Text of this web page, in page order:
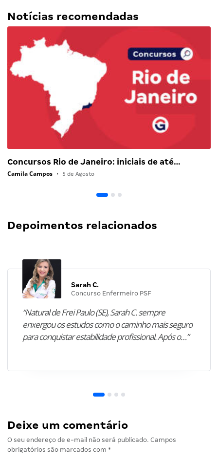
Notícias recomendadas
Concursos Rio de Janeiro: iniciais de até…
Camila Campos • 5 de Agosto
Depoimentos relacionados
Sarah C.
Concurso Enfermeiro PSF
“Natural de Frei Paulo (SE), Sarah C. sempre
enxergou os estudos como o caminho mais seguro
para conquistar estabilidade profissional. Após o…”
Deixe um comentário
O seu endereço de e-mail não será publicado. Campos
obrigatórios são marcados com *